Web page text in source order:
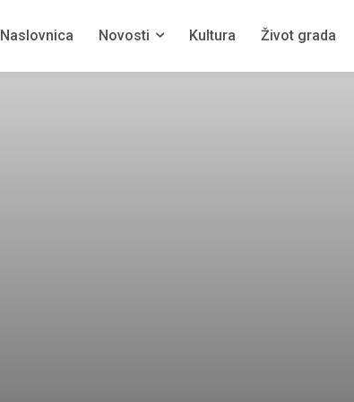
Naslovnica Novosti Kultura Život grada